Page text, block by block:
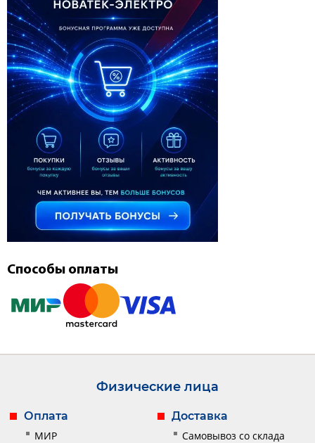
Способы оплаты
Физические лица
Оплата
МИР
Доставка
Самовывоз со склада